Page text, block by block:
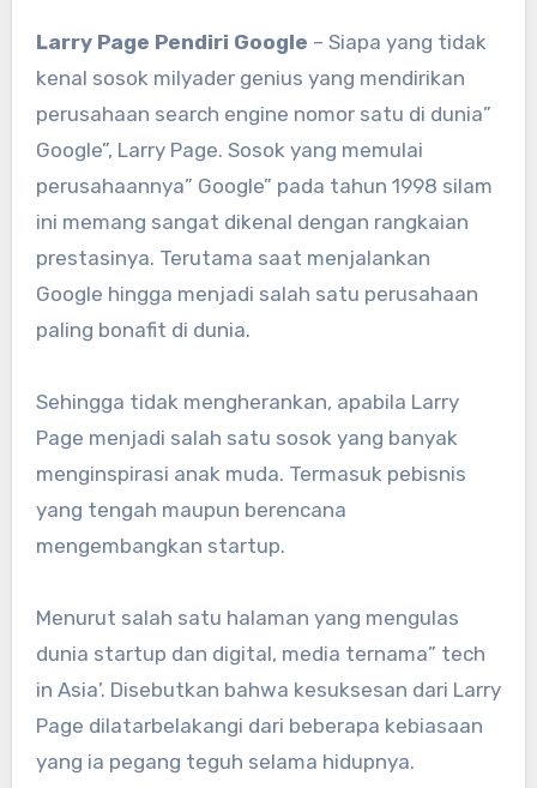
Larry Page Pendiri Google – Siapa yang tidak
kenal sosok milyader genius yang mendirikan
perusahaan search engine nomor satu di dunia”
Google”, Larry Page. Sosok yang memulai
perusahaannya” Google” pada tahun 1998 silam
ini memang sangat dikenal dengan rangkaian
prestasinya. Terutama saat menjalankan
Google hingga menjadi salah satu perusahaan
paling bonafit di dunia.
Sehingga tidak mengherankan, apabila Larry
Page menjadi salah satu sosok yang banyak
menginspirasi anak muda. Termasuk pebisnis
yang tengah maupun berencana
mengembangkan startup.
Menurut salah satu halaman yang mengulas
dunia startup dan digital, media ternama” tech
in Asia’. Disebutkan bahwa kesuksesan dari Larry
Page dilatarbelakangi dari beberapa kebiasaan
yang ia pegang teguh selama hidupnya.